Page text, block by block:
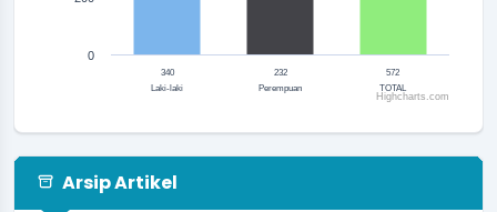
340
Laki-laki
232
Perempuan
572
TOTAL
0
Highcharts.com
Arsip Artikel